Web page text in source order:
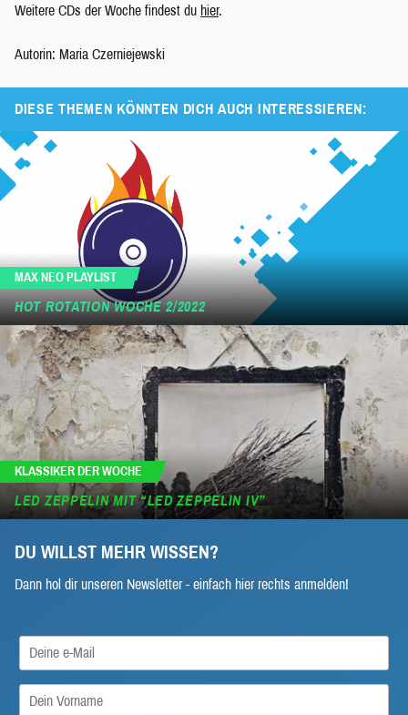
Weitere CDs der Woche findest du hier.
Autorin: Maria Czerniejewski
DIESE THEMEN KÖNNTEN DICH AUCH INTERESSIEREN:
MAX NEO PLAYLIST
HOT ROTATION WOCHE 2/2022
KLASSIKER DER WOCHE
LED ZEPPELIN MIT “LED ZEPPELIN IV”
DU WILLST MEHR WISSEN?
Dann hol dir unseren Newsletter - einfach hier rechts anmelden!